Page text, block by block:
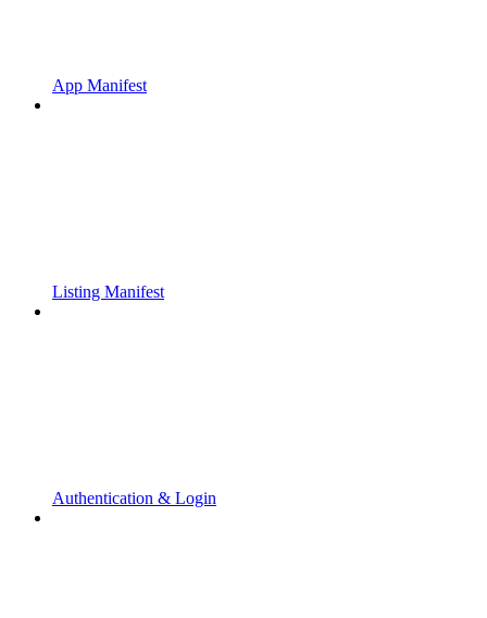
App Manifest
Listing Manifest
Authentication & Login